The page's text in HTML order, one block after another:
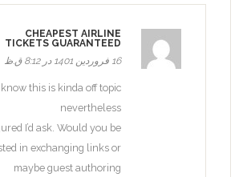
CHEAPEST AIRLINE
TICKETS GUARANTEED
16 فروردین 1401 در 8:12 ق.ظ
this is kinda off topic
nevertheless
I’d ask. Would you be
in exchanging links or
maybe guest authoring